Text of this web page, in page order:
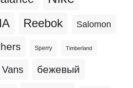
Reebok Salomon
Sperry Timberland
Vans бежевый